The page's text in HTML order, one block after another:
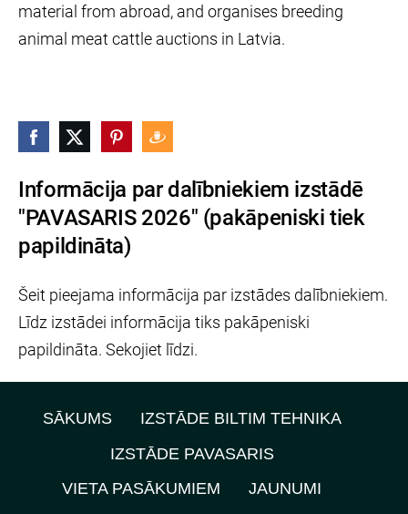
Informācija par dalībniekiem izstādē
"PAVASARIS 2026" (pakāpeniski tiek
papildināta)
Šeit pieejama informācija par izstādes dalībniekiem.
Līdz izstādei informācija tiks pakāpeniski
papildināta. Sekojiet līdzi.
material from abroad, and organises breeding
animal meat cattle auctions in Latvia.
SĀKUMS
IZSTĀDE BILTIM TEHNIKA
IZSTĀDE PAVASARIS
VIETA PASĀKUMIEM
JAUNUMI